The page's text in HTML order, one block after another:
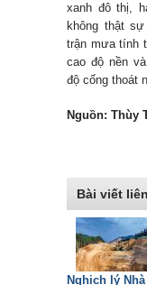
xanh đô thị,
không thật
trận mưa tính
cao độ nền
độ cống thoát
Nguồn: Thùy
Bài viết
Nghịch lý